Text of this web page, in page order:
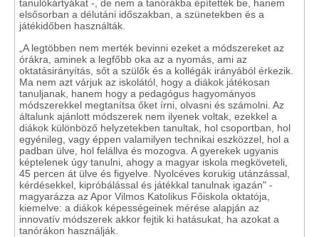
tanulókártyákat -, de nem a tanórákba építették be, hanem
elsősorban a délutáni időszakban, a szünetekben és a
játékidőben használták.
„A legtöbben nem merték bevinni ezeket a módszereket az
órákra, aminek a legfőbb oka az a nyomás, ami az
oktatásirányítás, sőt a szülők és a kollégák irányából érkezik.
Ma nem azt várjuk az iskolától, hogy a diákok játékosan
tanuljanak, hanem hogy a pedagógus hagyományos
módszerekkel megtanítsa őket írni, olvasni és számolni. Az
általunk ajánlott módszerek nem ilyenek voltak, ezekkel a
diákok különböző helyzetekben tanultak, hol csoportban, hol
egyénileg, vagy éppen valamilyen technikai eszközzel, hol a
padban ülve, hol felállva és mozogva. A gyerekek ugyanis
képtelenek úgy tanulni, ahogy a magyar iskola megköveteli,
45 percen át ülve és figyelve. Nyolcéves korukig utánzással,
kérdésekkel, kipróbálással és játékkal tanulnak igazán" -
magyarázza az Apor Vilmos Katolikus Főiskola oktatója,
kiemelve: a diákok képességeinek mérése alapján az
innovatív módszerek akkor fejtik ki hatásukat, ha azokat a
tanórákon használják.